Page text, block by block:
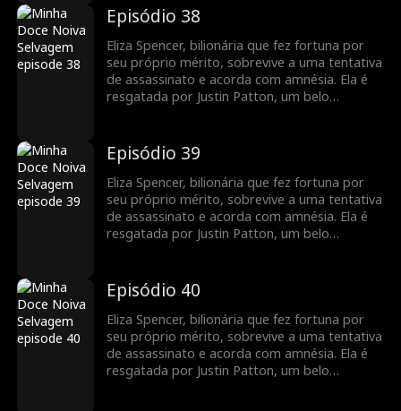
bilionário fingindo ser uma pessoa com
deficiência. Quando recupera a memória, ela
mantém sua identidade em segredo para
recuperar sua empresa das mãos de sua
família gananciosa e proteger Justin de seu
meio-irmão cruel e de sua madrasta.
Episódio 38
Eliza Spencer, bilionária que fez fortuna por
seu próprio mérito, sobrevive a uma tentativa
de assassinato e acorda com amnésia. Ela é
resgatada por Justin Patton, um belo
bilionário fingindo ser uma pessoa com
deficiência. Quando recupera a memória, ela
mantém sua identidade em segredo para
recuperar sua empresa das mãos de sua
família gananciosa e proteger Justin de seu
meio-irmão cruel e de sua madrasta.
Episódio 39
Eliza Spencer, bilionária que fez fortuna por
seu próprio mérito, sobrevive a uma tentativa
de assassinato e acorda com amnésia. Ela é
resgatada por Justin Patton, um belo
bilionário fingindo ser uma pessoa com
deficiência. Quando recupera a memória, ela
mantém sua identidade em segredo para
recuperar sua empresa das mãos de sua
família gananciosa e proteger Justin de seu
meio-irmão cruel e de sua madrasta.
Episódio 40
Eliza Spencer, bilionária que fez fortuna por
seu próprio mérito, sobrevive a uma tentativa
de assassinato e acorda com amnésia. Ela é
resgatada por Justin Patton, um belo